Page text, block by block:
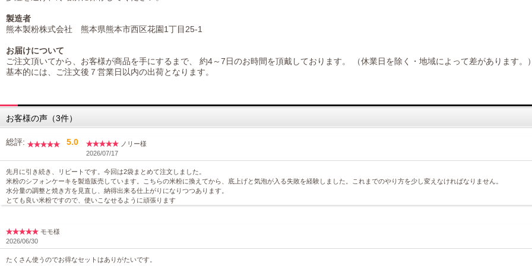
製造者
熊本製粉株式会社 熊本県熊本市西区花園1丁目25-1
お届けについて
ご注文頂いてから、お客様が商品を手にするまで、 約4～7日のお時間を頂戴しております。 （休業日を除く・地域によって差があります。
基本的には、ご注文後７営業日以内の出荷となります。
お客様の声（3件）
総評: 5.0
ノリー様
2026/07/17
先月に引き続き、リピートです。今回は2袋まとめて注文しました。
米粉のシフォンケーキを製造販売しています。こちらの米粉に換えてから、底上げと気泡が入る失敗を経験しました。これまでのやり方を少し変えなければなりません。
水分量の調整と焼き方を見直し、納得出来る仕上がりになりつつあります。
とても良い米粉ですので、使いこなせるように頑張ります
モモ様
2026/06/30
たくさん使うのでお得なセットはありがたいです。